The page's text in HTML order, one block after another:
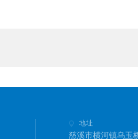
地址
慈溪市横河镇乌玉